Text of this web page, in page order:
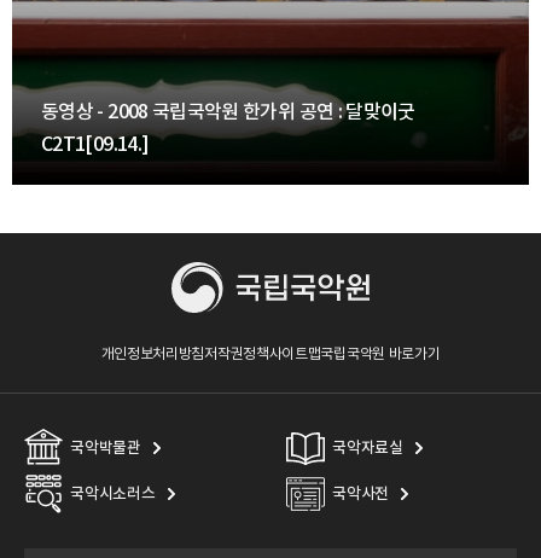
동영상 - 2008 국립국악원 한가위 공연 : 달맞이굿
C2T1[09.14.]
개인정보처리방침저작권정책사이트맵국립국악원 바로가기
국악박물관 국악자료실
국악시소러스 국악사전